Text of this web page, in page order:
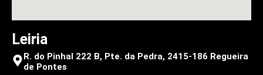
Leiria
R. do Pinhal 222 B, Pte. da Pedra, 2415-186 Regueira
de Pontes